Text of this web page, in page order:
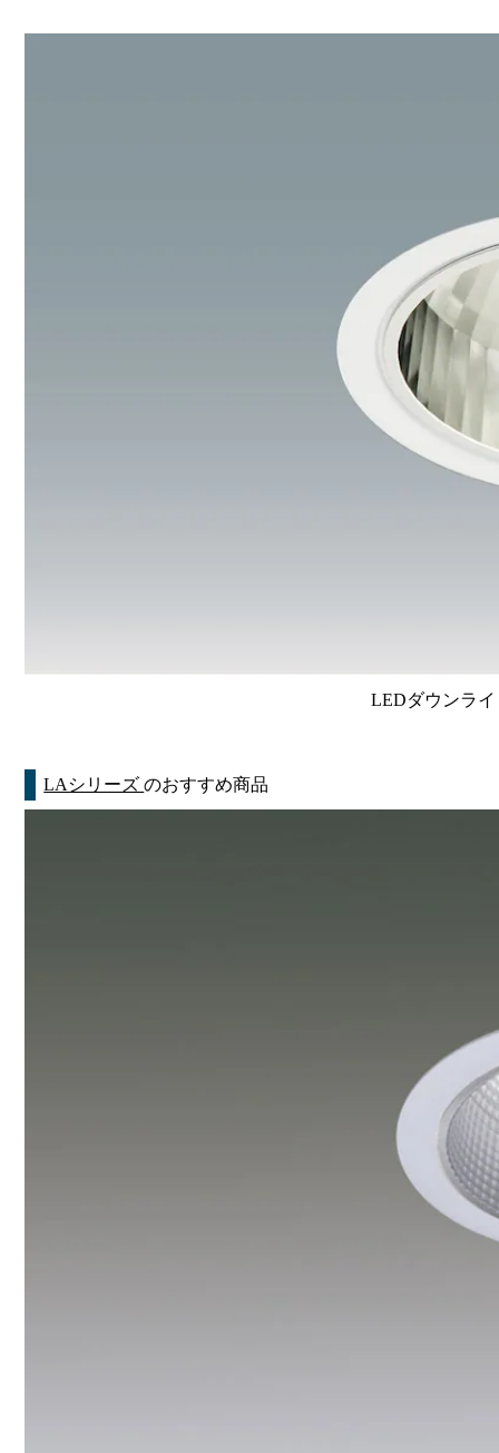
LEDダウンラ
LAシリーズのおすすめ商品